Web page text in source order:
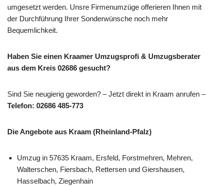
umgesetzt werden. Unsre Firmenumzüge offerieren Ihnen mit
der Durchführung Ihrer Sonderwünsche noch mehr
Bequemlichkeit.
Haben Sie einen Kraamer Umzugsprofi & Umzugsberater
aus dem Kreis 02686 gesucht?
Sind Sie neugierig geworden? – Jetzt direkt in Kraam anrufen –
Telefon: 02686 485-773
Die Angebote aus Kraam (Rheinland-Pfalz)
Umzug in 57635 Kraam, Ersfeld, Forstmehren, Mehren,
Walterschen, Fiersbach, Rettersen und Giershausen,
Hasselbach, Ziegenhain